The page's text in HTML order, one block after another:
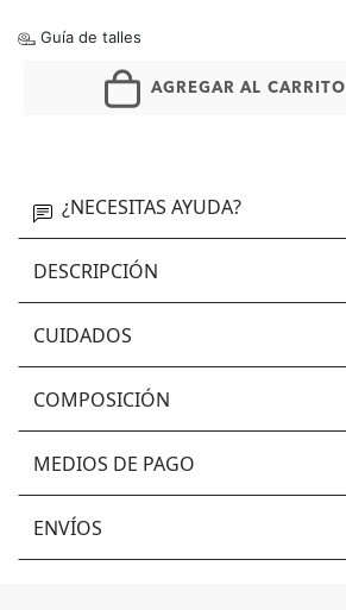
Guía de talles
AGREGAR AL CARRITO
¿NECESITAS AYUDA?
DESCRIPCIÓN
CUIDADOS
COMPOSICIÓN
MEDIOS DE PAGO
ENVÍOS